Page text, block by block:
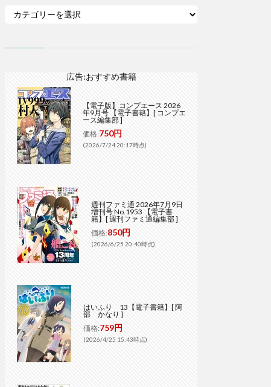
広告:おすすめ書籍
【電子版】コンプエース 2026
年9月号 【電子書籍】[ コンプエ
ース編集部 ]
価格:750円
(2026/7/24 20:17時点)
週刊ファミ通 2026年7月9日
増刊号 No.1953 【電子書
籍】[ 週刊ファミ通編集部 ]
価格:850円
(2026/6/25 20:40時点)
はいふり 13【電子書籍】[ 阿
部 かなり ]
価格:759円
(2026/4/25 15:43時点)